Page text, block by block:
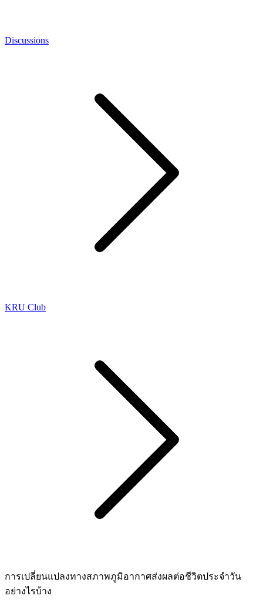
Discussions
KRU Club
การเปลี่ยนแปลงทางสภาพภูมิอากาศส่งผลต่อชีวิตประจำวัน
อย่างไรบ้าง